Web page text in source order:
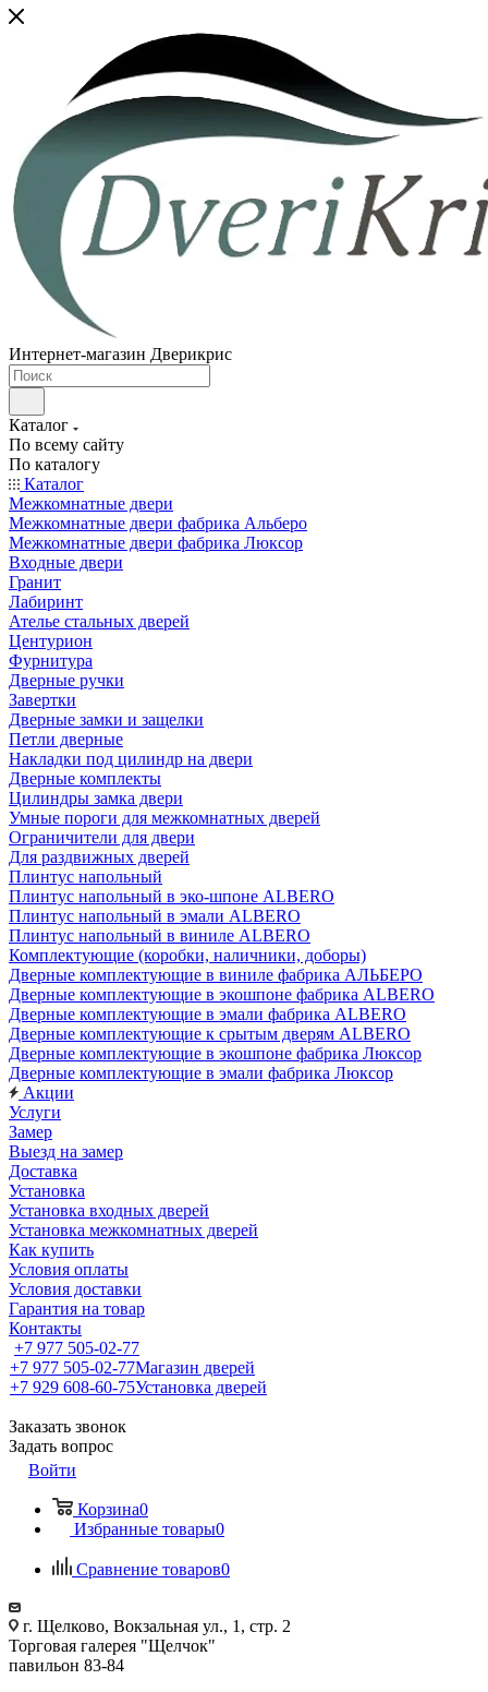
Интернет-магазин Дверикрис
Каталог
По всему сайту
По каталогу
Каталог
Межкомнатные двери
Межкомнатные двери фабрика Альберо
Межкомнатные двери фабрика Люксор
Входные двери
Гранит
Лабиринт
Ателье стальных дверей
Центурион
Фурнитура
Дверные ручки
Завертки
Дверные замки и защелки
Петли дверные
Накладки под цилиндр на двери
Дверные комплекты
Цилиндры замка двери
Умные пороги для межкомнатных дверей
Ограничители для двери
Для раздвижных дверей
Плинтус напольный
Плинтус напольный в эко-шпоне ALBERO
Плинтус напольный в эмали ALBERO
Плинтус напольный в виниле ALBERO
Комплектующие (коробки, наличники, доборы)
Дверные комплектующие в виниле фабрика АЛЬБЕРО
Дверные комплектующие в экошпоне фабрика ALBERO
Дверные комплектующие в эмали фабрика ALBERO
Дверные комплектующие к срытым дверям ALBERO
Дверные комплектующие в экошпоне фабрика Люксор
Дверные комплектующие в эмали фабрика Люксор
Акции
Услуги
Замер
Выезд на замер
Доставка
Установка
Установка входных дверей
Установка межкомнатных дверей
Как купить
Условия оплаты
Условия доставки
Гарантия на товар
Контакты
+7 977 505-02-77
+7 977 505-02-77Магазин дверей
+7 929 608-60-75Установка дверей
Заказать звонок
Задать вопрос
Войти
Корзина0
Избранные товары0
Сравнение товаров0
г. Щелково, Вокзальная ул., 1, стр. 2
Торговая галерея "Щелчок"
павильон 83-84